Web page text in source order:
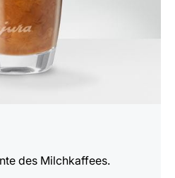
des Milchkaffees.